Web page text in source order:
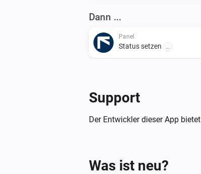
Dann ...
Panel
Status setzen ...
Ausschalten
Support
Der Entwickler dieser App
Was ist neu?